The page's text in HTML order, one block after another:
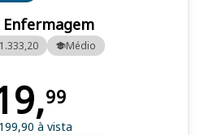
Enfermagem
Médio
99
à vista